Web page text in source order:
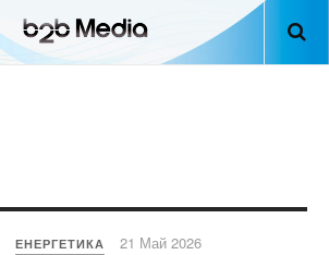
ЕНЕРГЕТИКА 21 Май 2026